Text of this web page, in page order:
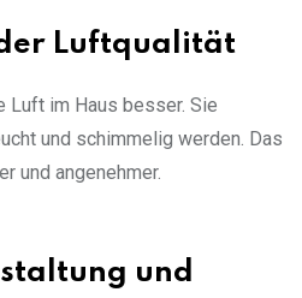
Luftqualität
Luft im Haus besser. Sie
und schimmelig werden. Das
und angenehmer.
und